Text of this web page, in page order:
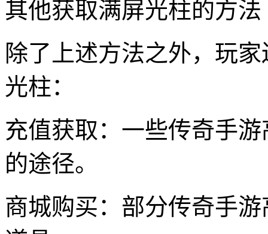
其他获取满屏光柱的方法
除了上述方法之外，玩
光柱：
充值获取：一些传奇手
的途径。
商城购买：部分传奇手